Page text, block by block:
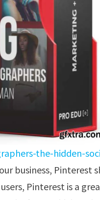
the-hidden-
business, Pinterest
Pinterest is a